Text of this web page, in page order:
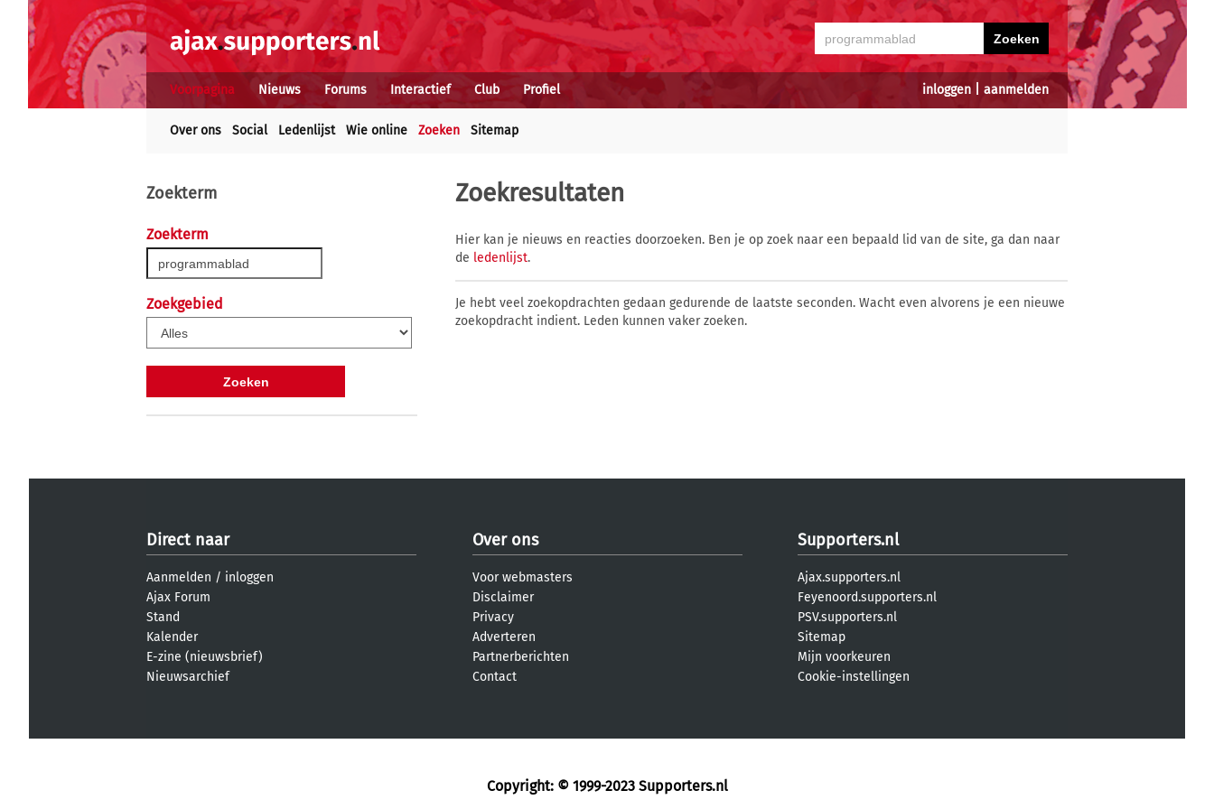
inloggen aanmelden
Voorpagina Nieuws Forums Interactief Club Profiel
Over ons Social Ledenlijst Wie online Zoeken Sitemap
Zoekterm
Zoekterm
Zoekgebied
Zoekresultaten
Hier kan je nieuws en reacties doorzoeken. Ben je op zoek naar een bepaald lid van de site, ga dan naar
de ledenlijst.
Je hebt veel zoekopdrachten gedaan gedurende de laatste seconden. Wacht even alvorens je een nieuwe
zoekopdracht indient. Leden kunnen vaker zoeken.
Direct naar
Aanmelden / inloggen
Ajax Forum
Stand
Kalender
E-zine (nieuwsbrief)
Nieuwsarchief
Over ons
Voor webmasters
Disclaimer
Privacy
Adverteren
Partnerberichten
Contact
Supporters.nl
Ajax.supporters.nl
Feyenoord.supporters.nl
PSV.supporters.nl
Sitemap
Mijn voorkeuren
Cookie-instellingen
Copyright: © 1999-2023 Supporters.nl